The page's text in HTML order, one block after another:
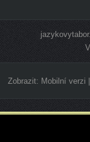
Zobrazit: Mobilní verzi